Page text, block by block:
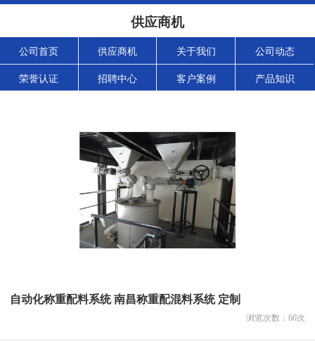
供应商机
公司首页 供应商机 关于我们 公司动态
荣誉认证 招聘中心 客户案例 产品知识
自动化称重配料系统 南昌称重配混料系统 定制
浏览次数： 60次